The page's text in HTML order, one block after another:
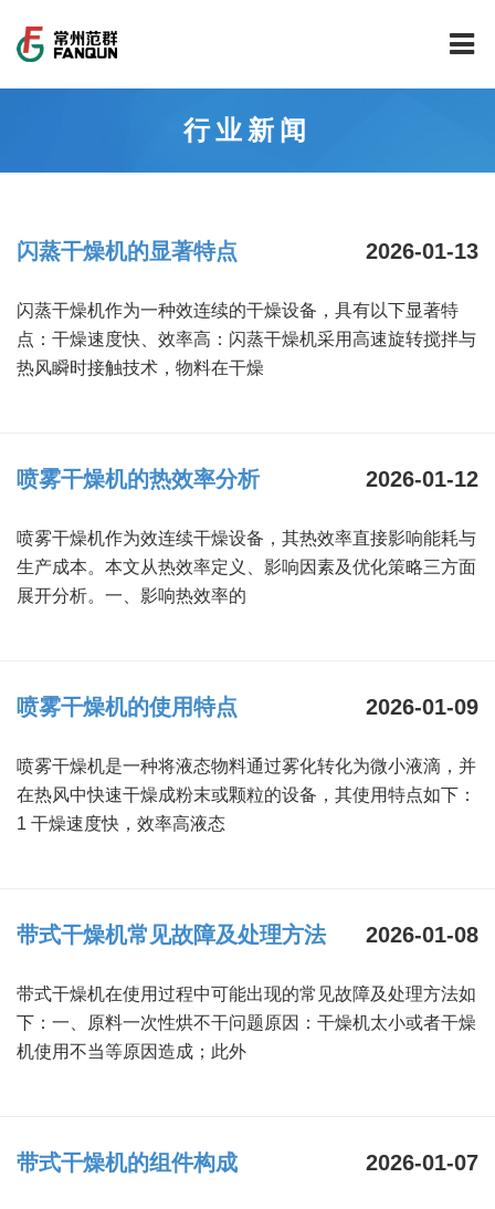
公司荣誉
范群文化
新能源行业锂电池专用干燥焙烧设备
载体催化剂全自动生产线系列
回转圆筒干燥焙烧系列
喷雾干燥机系列
带式干燥焙烧系列
真空干燥系列
滚筒干燥系列
管束干燥系列
干燥配套装置
新能源新材料行业
制药行业
环保行业
化工行业
技术中心
工程实验室
质量监督技术中心
新闻中心
行业新闻
技术专栏
常见问题
社会责任
全球契约组织成员
公共责任
社会责任
绿色发展
绿色工厂
人才招聘
行业新闻
闪蒸干燥机的显著特点 2026-01-13
闪蒸干燥机作为一种效连续的干燥设备，具有以下显著特
点：干燥速度快、效率高：闪蒸干燥机采用高速旋转搅拌与
热风瞬时接触技术，物料在干燥
喷雾干燥机的热效率分析 2026-01-12
喷雾干燥机作为效连续干燥设备，其热效率直接影响能耗与
生产成本。本文从热效率定义、影响因素及优化策略三方面
展开分析。一、影响热效率的
喷雾干燥机的使用特点 2026-01-09
喷雾干燥机是一种将液态物料通过雾化转化为微小液滴，并
在热风中快速干燥成粉末或颗粒的设备，其使用特点如下：
1 干燥速度快，效率高液态
带式干燥机常见故障及处理方法 2026-01-08
带式干燥机在使用过程中可能出现的常见故障及处理方法如
下：一、原料一次性烘不干问题原因：干燥机太小或者干燥
机使用不当等原因造成；此外
带式干燥机的组件构成 2026-01-07